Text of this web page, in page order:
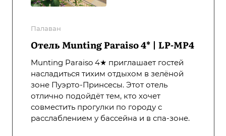
Палаван
Отель Munting Paraiso 4* | LP-MP4
Munting Paraiso 4★ приглашает гостей
насладиться тихим отдыхом в зелёной
зоне Пуэрто-Принсесы. Этот отель
отлично подойдёт тем, кто хочет
совместить прогулки по городу с
расслаблением у бассейна и в спа-зоне.